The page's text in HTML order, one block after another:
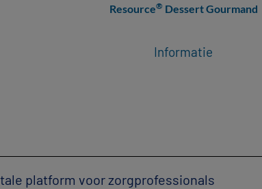
Resource® Dessert Gourmand
Informatie
platform voor zorgprofessionals